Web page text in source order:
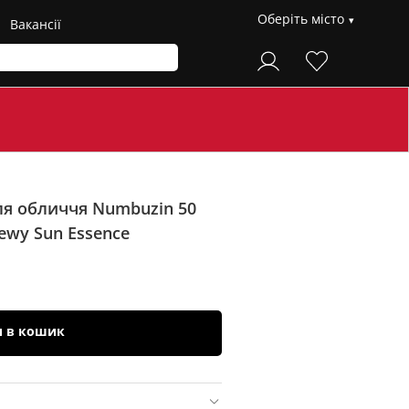
Вакансії Оберіть місто
обличчя Numbuzin 50
Sun Essence
в кошик